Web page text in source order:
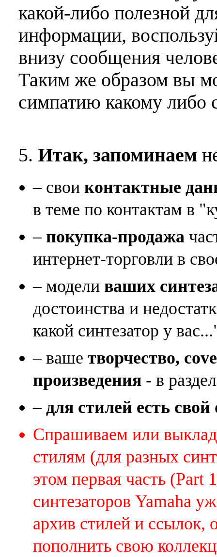
какой-либо полезной
информации,
внизу сообщения
Таким же образом вы
симпатию какому
5. Итак, запоминаем
– свои контактные
в теме по контактам в
– покупка-продажа
интернет-торговли в
– модели ваших
достоинства и
какой синтезатор у
– ваше творчество,
произведения - в
–для стилей есть
Спрашиваем или
стилям (для разных
этом первая часть
синтезаторов Yamaha
архив стилей и ссылок,
пополнить свою